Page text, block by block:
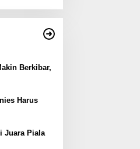
Berkibar,
Harus
Juara Piala